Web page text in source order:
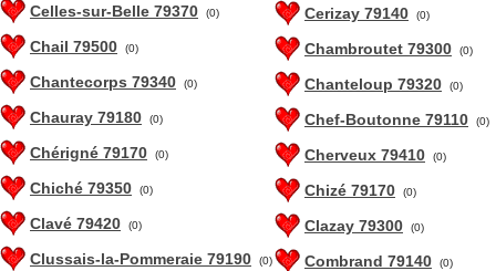
Celles-sur-Belle 79370 (0)
Chail 79500 (0)
Chantecorps 79340 (0)
Chauray 79180 (0)
Chérigné 79170 (0)
Chiché 79350 (0)
Clavé 79420 (0)
Clussais-la-Pommeraie 79190 (0)
Cerizay 79140 (0)
Chambroutet 79300 (0)
Chanteloup 79320 (0)
Chef-Boutonne 79110 (0)
Cherveux 79410 (0)
Chizé 79170 (0)
Clazay 79300 (0)
Combrand 79140 (0)